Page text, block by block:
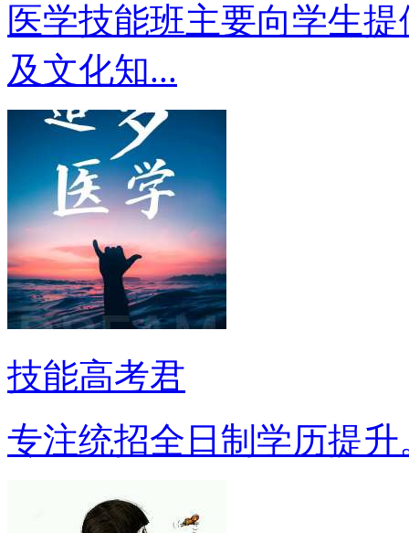
医学技能班主要向学生
及文化知...
技能高考君
专注统招全日制学历提升